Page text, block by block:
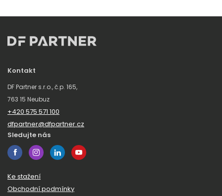
Kontakt
DF Partner s.r.o., č.p. 165,
763 15 Neubuz
+420 575 571 100
dfpartner@dfpartner.cz
Sledujte nás
Ke stažení
Obchodní podmínky